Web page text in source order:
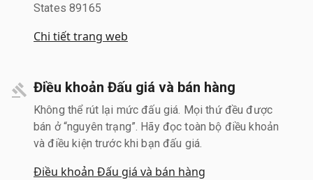
States 89165
Chi tiết trang web
Điều khoản Đấu giá và bán hàng
Không thể rút lại mức đấu giá. Mọi thứ đều được
bán ở “nguyên trạng”. Hãy đọc toàn bộ điều khoản
và điều kiện trước khi bạn đấu giá.
Điều khoản Đấu giá và bán hàng